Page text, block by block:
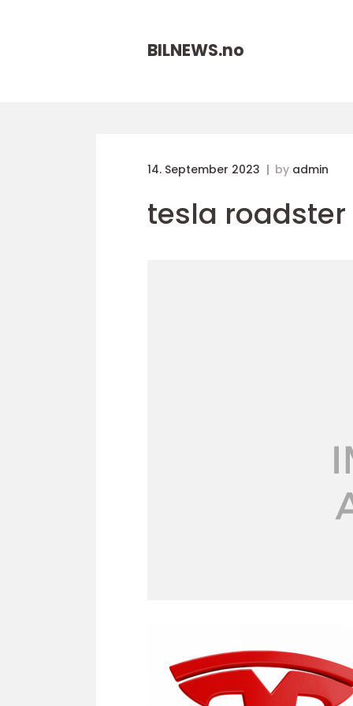
BILNEWS.no
14. September 2023 by admin
tesla roadster